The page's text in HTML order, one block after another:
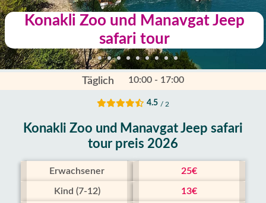
Konakli Zoo und Manavgat Jeep
safari tour
Täglich 10:00 - 17:00
4.5 / 2
Konakli Zoo und Manavgat Jeep safari
tour preis 2026
Erwachsener 25€
Kind (7-12) 13€